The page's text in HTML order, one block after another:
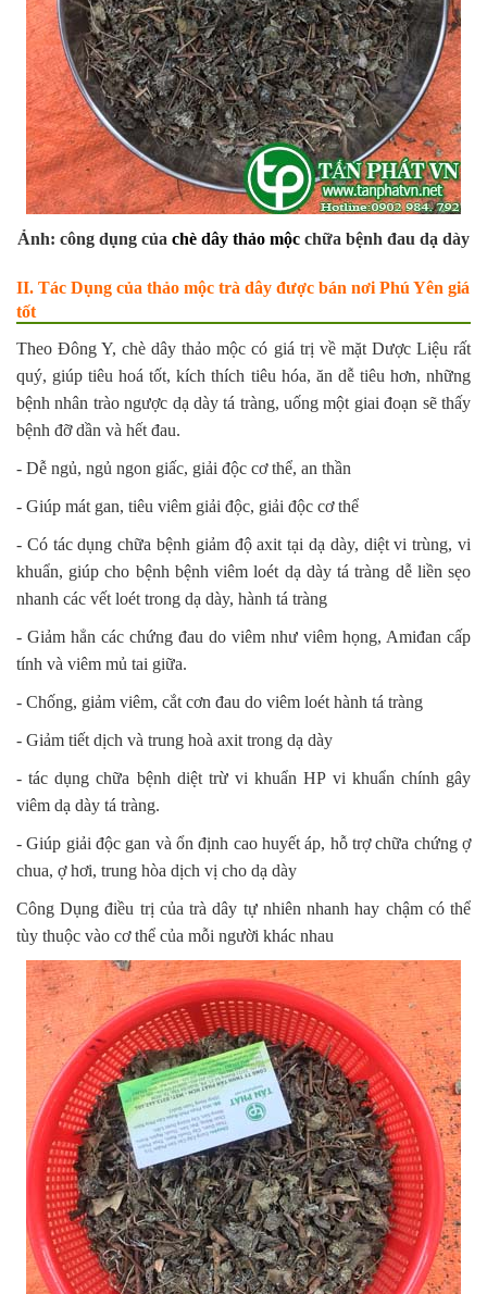
Ảnh: công dụng của chè dây thảo mộc chữa bệnh đau dạ dày
II. Tác Dụng của thảo mộc trà dây được bán nơi Phú Yên giá
tốt
Theo Đông Y, chè dây thảo mộc có giá trị về mặt Dược Liệu rất
quý, giúp tiêu hoá tốt, kích thích tiêu hóa, ăn dễ tiêu hơn, những
bệnh nhân trào ngược dạ dày tá tràng, uống một giai đoạn sẽ thấy
bệnh đỡ dần và hết đau.
- Dễ ngủ, ngủ ngon giấc, giải độc cơ thể, an thần
- Giúp mát gan, tiêu viêm giải độc, giải độc cơ thể
- Có tác dụng chữa bệnh giảm độ axit tại dạ dày, diệt vi trùng, vi
khuẩn, giúp cho bệnh bệnh viêm loét dạ dày tá tràng dễ liền sẹo
nhanh các vết loét trong dạ dày, hành tá tràng
- Giảm hẳn các chứng đau do viêm như viêm họng, Amiđan cấp
tính và viêm mủ tai giữa.
- Chống, giảm viêm, cắt cơn đau do viêm loét hành tá tràng
- Giảm tiết dịch và trung hoà axit trong dạ dày
- tác dụng chữa bệnh diệt trừ vi khuẩn HP vi khuẩn chính gây
viêm dạ dày tá tràng.
- Giúp giải độc gan và ổn định cao huyết áp, hỗ trợ chữa chứng ợ
chua, ợ hơi, trung hòa dịch vị cho dạ dày
Công Dụng điều trị của trà dây tự nhiên nhanh hay chậm có thể
tùy thuộc vào cơ thể của mỗi người khác nhau